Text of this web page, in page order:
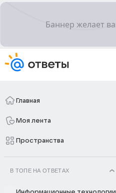
Главная
Моя лента
Пространства
В ТОПЕ НА ОТВЕТАХ